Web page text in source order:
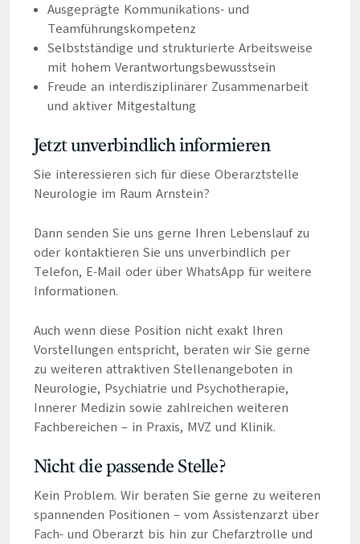
Ausgeprägte Kommunikations- und
Teamführungskompetenz
Selbstständige und strukturierte Arbeitsweise
mit hohem Verantwortungsbewusstsein
Freude an interdisziplinärer Zusammenarbeit
und aktiver Mitgestaltung
Jetzt unverbindlich informieren
Sie interessieren sich für diese Oberarztstelle
Neurologie im Raum Arnstein?
Dann senden Sie uns gerne Ihren Lebenslauf zu
oder kontaktieren Sie uns unverbindlich per
Telefon, E-Mail oder über WhatsApp für weitere
Informationen.
Auch wenn diese Position nicht exakt Ihren
Vorstellungen entspricht, beraten wir Sie gerne
zu weiteren attraktiven Stellenangeboten in
Neurologie, Psychiatrie und Psychotherapie,
Innerer Medizin sowie zahlreichen weiteren
Fachbereichen – in Praxis, MVZ und Klinik.
Nicht die passende Stelle?
Kein Problem. Wir beraten Sie gerne zu weiteren
spannenden Positionen – vom Assistenzarzt über
Fach- und Oberarzt bis hin zur Chefarztrolle und